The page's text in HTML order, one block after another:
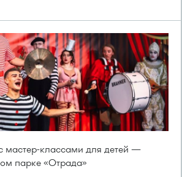
мастер-классами для детей —
парке «Отрада»